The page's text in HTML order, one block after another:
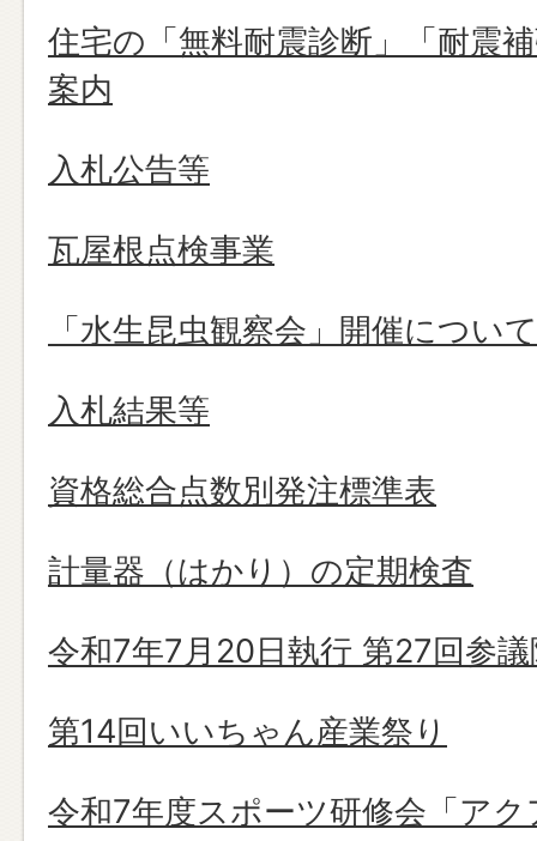
住宅の「無料耐震診断」「耐震
案内
入札公告等
瓦屋根点検事業
「水生昆虫観察会」開催について
入札結果等
資格総合点数別発注標準表
計量器（はかり）の定期検査
令和7年7月20日執行 第27回参
第14回いいちゃん産業祭り
令和7年度スポーツ研修会「ア